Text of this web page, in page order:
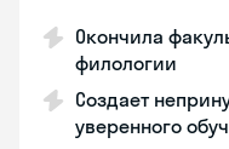
Окончила
филологии
Создает
уверенного